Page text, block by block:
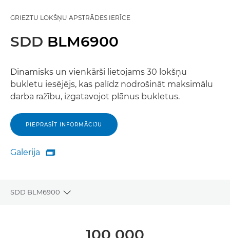
GRIEZTU LOKŠŅU APSTRĀDES IERĪCE
SDD BLM6900
Dinamisks un vienkārši lietojams 30 lokšņu
bukletu iesējējs, kas palīdz nodrošināt maksimālu
darba ražību, izgatavojot plānus bukletus.
PIEPRASĪT INFORMĀCIJU
Galerija
Galerija

SDD BLM6900
Toggle breadcrumbs
100 000